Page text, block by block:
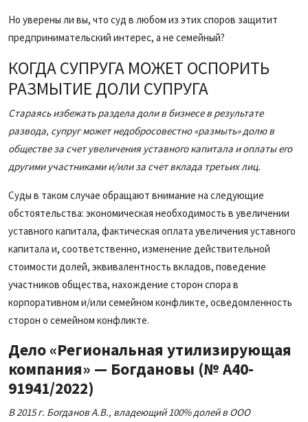
Но уверены ли вы, что суд в любом из этих споров защитит
предпринимательский интерес, а не семейный?
КОГДА СУПРУГА МОЖЕТ ОСПОРИТЬ
РАЗМЫТИЕ ДОЛИ СУПРУГА
Стараясь избежать раздела доли в бизнесе в результате
развода, супруг может недобросовестно «размыть» долю в
обществе за счет увеличения уставного капитала и оплаты его
другими участниками и/или за счет вклада третьих лиц.
Суды в таком случае обращают внимание на следующие
обстоятельства: экономическая необходимость в увеличении
уставного капитала, фактическая оплата увеличения уставного
капитала и, соответственно, изменение действительной
стоимости долей, эквивалентность вкладов, поведение
участников общества, нахождение сторон спора в
корпоративном и/или семейном конфликте, осведомленность
сторон о семейном конфликте.
Дело «Региональная утилизирующая
компания» — Богдановы (№ А40-
91941/2022)
В 2015 г. Богданов А.В., владеющий 100% долей в ООО